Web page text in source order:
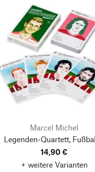
Marcel Michel
Legenden-Quartett,
14,90 €
+ weitere Varianten